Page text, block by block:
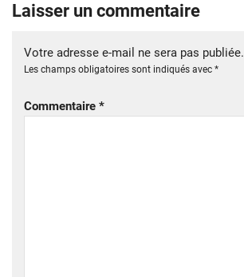
Laisser un commentaire
Votre adresse e-mail ne sera pas publiée.
Les champs obligatoires sont indiqués avec *
Commentaire *